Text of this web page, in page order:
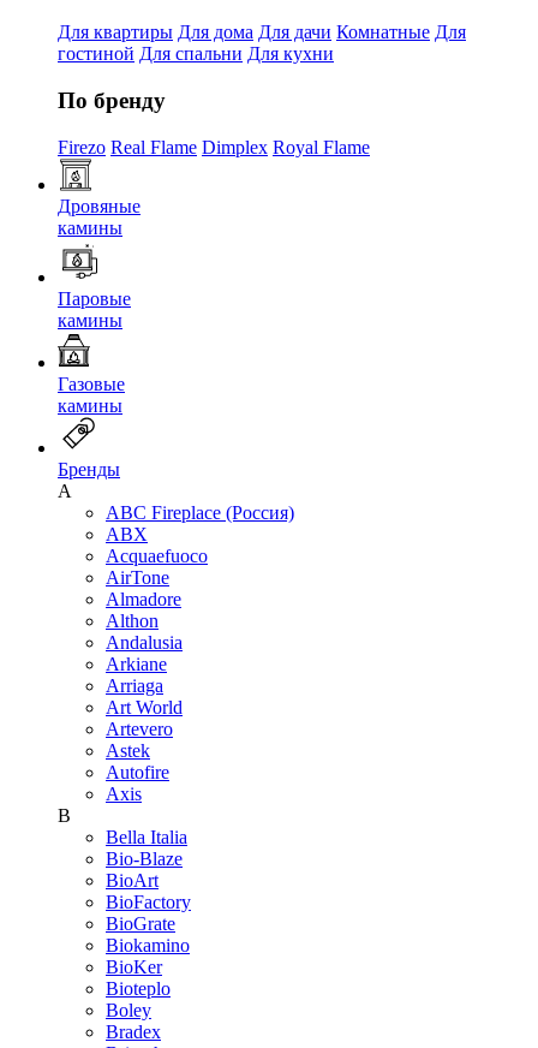
Для квартиры Для дома Для дачи Комнатные Для
гостиной Для спальни Для кухни
По бренду
Firezo Real Flame Dimplex Royal Flame
Дровяные
камины
Паровые
камины
Газовые
камины
Бренды
A
ABC Fireplace (Россия)
ABX
Acquaefuoco
AirTone
Almadore
Althon
Andalusia
Arkiane
Arriaga
Art World
Artevero
Astek
Autofire
Axis
B
Bella Italia
Bio-Blaze
BioArt
BioFactory
BioGrate
Biokamino
BioKer
Bioteplo
Boley
Bradex